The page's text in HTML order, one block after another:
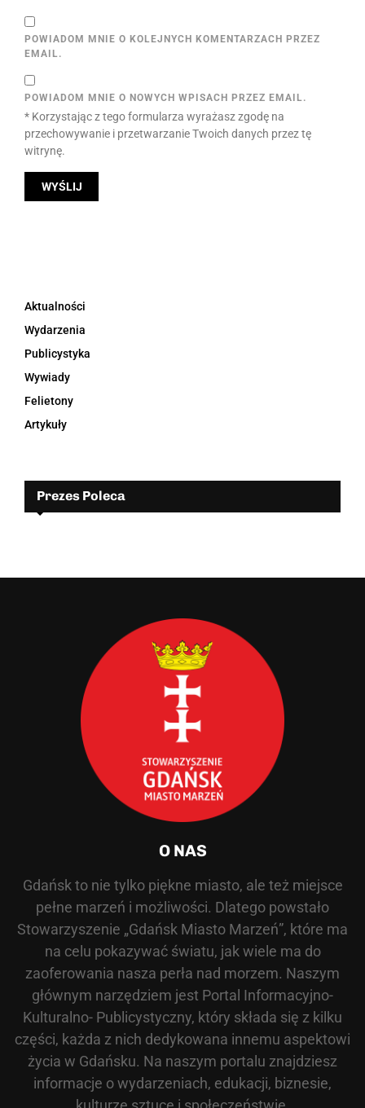
POWIADOM MNIE O KOLEJNYCH KOMENTARZACH PRZEZ
EMAIL.
POWIADOM MNIE O NOWYCH WPISACH PRZEZ EMAIL.
* Korzystając z tego formularza wyrażasz zgodę na
przechowywanie i przetwarzanie Twoich danych przez tę
witrynę.
Aktualności
Wydarzenia
Publicystyka
Wywiady
Felietony
Artykuły
Prezes Poleca
O NAS
Gdańsk to nie tylko piękne miasto, ale też miejsce
pełne marzeń i możliwości. Dlatego powstało
Stowarzyszenie „Gdańsk Miasto Marzeń”, które ma
na celu pokazywać światu, jak wiele ma do
zaoferowania nasza perła nad morzem. Naszym
głównym narzędziem jest Portal Informacyjno-
Kulturalno- Publicystyczny, który składa się z kilku
części, każda z nich dedykowana innemu aspektowi
życia w Gdańsku. Na naszym portalu znajdziesz
informacje o wydarzeniach, edukacji, biznesie,